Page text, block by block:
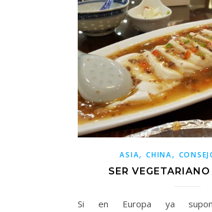
ASIA,CHINA,
SER
Si en Europa ya